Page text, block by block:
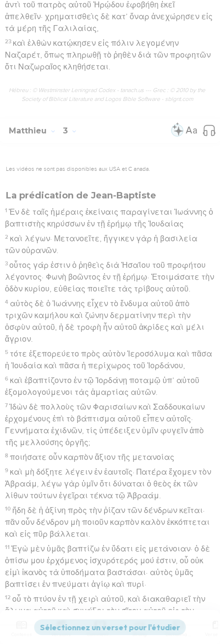
ἀντὶ τοῦ πατρὸς αὐτοῦ Ἡρῴδου ἐφοβήθη ἐκεῖ
ἀπελθεῖν· χρηματισθεὶς δὲ κατ’ ὄναρ ἀνεχώρησεν εἰς
τὰ μέρη τῆς Γαλιλαίας,
23 καὶ ἐλθὼν κατῴκησεν εἰς πόλιν λεγομένην
Ναζαρέτ, ὅπως πληρωθῇ τὸ ῥηθὲν διὰ τῶν προφητῶν
ὅτι Ναζωραῖος κληθήσεται.
Hébreu : © Westminster Leningrad Codex - tanach.us --- Grec : © 2010 by the
Society of Biblical Literature and Logos Bible Software - sblgnt.com
Matthieu 3
Les vidéos ne sont pas disponibles aux USA et C anada.
La prédication de Jean-Baptiste
1 Ἐν δὲ ταῖς ἡμέραις ἐκείναις παραγίνεται Ἰωάννης ὁ
βαπτιστὴς κηρύσσων ἐν τῇ ἐρήμῳ τῆς Ἰουδαίας
2 καὶ λέγων· Μετανοεῖτε, ἤγγικεν γὰρ ἡ βασιλεία
τῶν οὐρανῶν.
3 οὗτος γάρ ἐστιν ὁ ῥηθεὶς διὰ Ἠσαΐου τοῦ προφήτου
λέγοντος· Φωνὴ βοῶντος ἐν τῇ ἐρήμῳ· Ἑτοιμάσατε τὴν
ὁδὸν κυρίου, εὐθείας ποιεῖτε τὰς τρίβους αὐτοῦ.
4 αὐτὸς δὲ ὁ Ἰωάννης εἶχεν τὸ ἔνδυμα αὐτοῦ ἀπὸ
τριχῶν καμήλου καὶ ζώνην δερματίνην περὶ τὴν
ὀσφὺν αὐτοῦ, ἡ δὲ τροφὴ ἦν αὐτοῦ ἀκρίδες καὶ μέλι
ἄγριον.
5 τότε ἐξεπορεύετο πρὸς αὐτὸν Ἱεροσόλυμα καὶ πᾶσα
ἡ Ἰουδαία καὶ πᾶσα ἡ περίχωρος τοῦ Ἰορδάνου,
6 καὶ ἐβαπτίζοντο ἐν τῷ Ἰορδάνῃ ποταμῷ ὑπ’ αὐτοῦ
ἐξομολογούμενοι τὰς ἁμαρτίας αὐτῶν.
7 Ἰδὼν δὲ πολλοὺς τῶν Φαρισαίων καὶ Σαδδουκαίων
ἐρχομένους ἐπὶ τὸ βάπτισμα αὐτοῦ εἶπεν αὐτοῖς·
Γεννήματα ἐχιδνῶν, τίς ὑπέδειξεν ὑμῖν φυγεῖν ἀπὸ
τῆς μελλούσης ὀργῆς;
8 ποιήσατε οὖν καρπὸν ἄξιον τῆς μετανοίας
9 καὶ μὴ δόξητε λέγειν ἐν ἑαυτοῖς· Πατέρα ἔχομεν τὸν
Ἀβραάμ, λέγω γὰρ ὑμῖν ὅτι δύναται ὁ θεὸς ἐκ τῶν
λίθων τούτων ἐγεῖραι τέκνα τῷ Ἀβραάμ.
10 ἤδη δὲ ἡ ἀξίνη πρὸς τὴν ῥίζαν τῶν δένδρων κεῖται·
πᾶν οὖν δένδρον μὴ ποιοῦν καρπὸν καλὸν ἐκκόπτεται
καὶ εἰς πῦρ βάλλεται.
11 Ἐγὼ μὲν ὑμᾶς βαπτίζω ἐν ὕδατι εἰς μετάνοιαν· ὁ δὲ
ὀπίσω μου ἐρχόμενος ἰσχυρότερός μού ἐστιν, οὗ οὐκ
εἰμὶ ἱκανὸς τὰ ὑποδήματα βαστάσαι· αὐτὸς ὑμᾶς
βαπτίσει ἐν πνεύματι ἁγίῳ καὶ πυρί·
12 οὗ τὸ πτύον ἐν τῇ χειρὶ αὐτοῦ, καὶ διακαθαριεῖ τὴν
ἅλωνα αὐτοῦ καὶ συνάξει τὸν σῖτον αὐτοῦ εἰς τὴν
ἀποθήκην, τὸ δὲ ἄχυρον κατακαύσει πυρὶ ἀσβέστῳ.
Versions Commentaires Strong